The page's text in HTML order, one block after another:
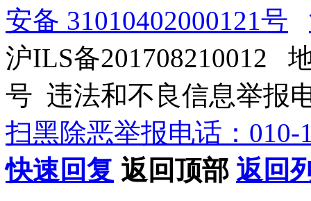
安备 31010402000121号
沪ILS备201708210012
号 违法和不良信息举报
扫黑除恶举报电话：010-
快速回复 返回顶部 返回